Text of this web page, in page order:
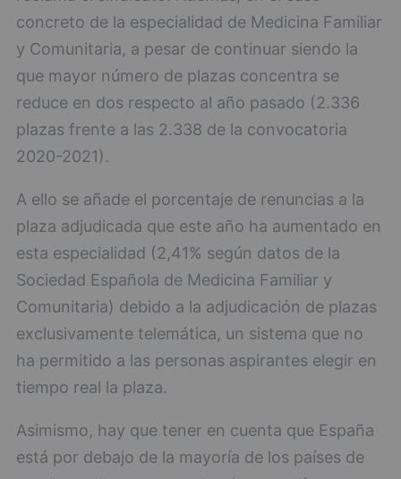
concreto de la especialidad de Medicina Familiar
y Comunitaria, a pesar de continuar siendo la
que mayor número de plazas concentra se
reduce en dos respecto al año pasado (2.336
plazas frente a las 2.338 de la convocatoria
2020-2021).
A ello se añade el porcentaje de renuncias a la
plaza adjudicada que este año ha aumentado en
esta especialidad (2,41% según datos de la
Sociedad Española de Medicina Familiar y
Comunitaria) debido a la adjudicación de plazas
exclusivamente telemática, un sistema que no
ha permitido a las personas aspirantes elegir en
tiempo real la plaza.
Asimismo, hay que tener en cuenta que España
está por debajo de la mayoría de los países de